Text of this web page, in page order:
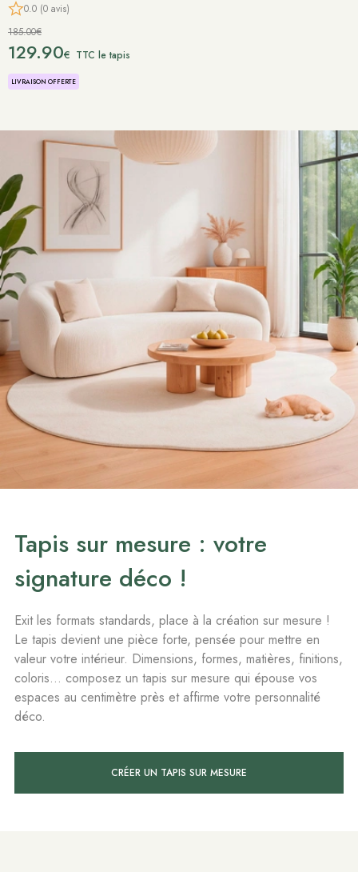
0.0 (0 avis)
185.00€
129.90€ TTC le tapis
LIVRAISON OFFERTE
Tapis sur mesure : votre
signature déco !
Exit les formats standards, place à la création sur mesure !
Le tapis devient une pièce forte, pensée pour mettre en
valeur votre intérieur. Dimensions, formes, matières, finitions,
coloris… composez un tapis sur mesure qui épouse vos
espaces au centimètre près et affirme votre personnalité
déco.
CRÉER UN TAPIS SUR MESURE